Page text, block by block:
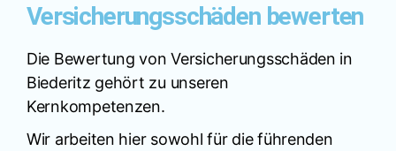
Versicherungsschäden bewerten
Die Bewertung von Versicherungsschäden in
Biederitz gehört zu unseren
Kernkompetenzen.
Wir arbeiten hier sowohl für die führenden